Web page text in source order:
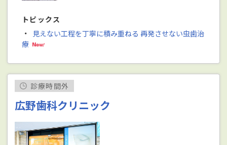
トピックス
・
見えない工程を丁寧に積み重ねる 再発させない虫歯治
療
診療時間外
広野歯科クリニック